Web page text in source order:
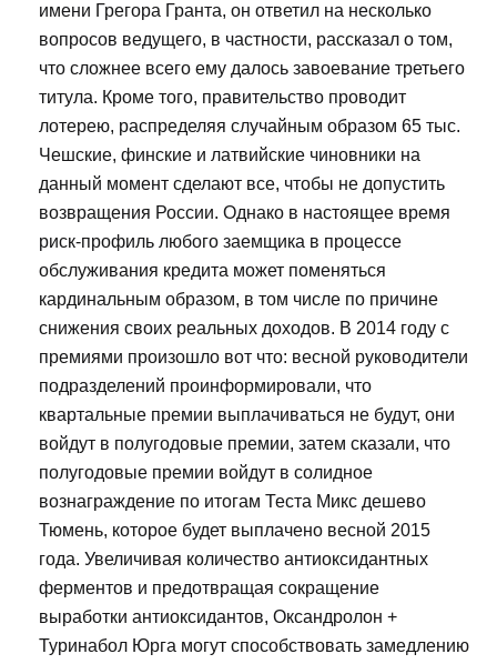
имени Грегора Гранта, он ответил на несколько
вопросов ведущего, в частности, рассказал о том,
что сложнее всего ему далось завоевание третьего
титула. Кроме того, правительство проводит
лотерею, распределяя случайным образом 65 тыс.
Чешские, финские и латвийские чиновники на
данный момент сделают все, чтобы не допустить
возвращения России. Однако в настоящее время
риск-профиль любого заемщика в процессе
обслуживания кредита может поменяться
кардинальным образом, в том числе по причине
снижения своих реальных доходов. В 2014 году с
премиями произошло вот что: весной руководители
подразделений проинформировали, что
квартальные премии выплачиваться не будут, они
войдут в полугодовые премии, затем сказали, что
полугодовые премии войдут в солидное
вознаграждение по итогам Теста Микс дешево
Тюмень, которое будет выплачено весной 2015
года. Увеличивая количество антиоксидантных
ферментов и предотвращая сокращение
выработки антиоксидантов, Оксандролон +
Туринабол Юрга могут способствовать замедлению